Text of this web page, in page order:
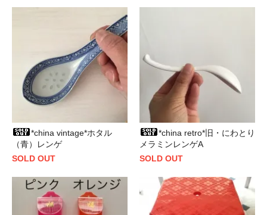
*china vintage*ホタル
（青）レンゲ
SOLD OUT
*china retro*旧・にわとり
メラミンレンゲA
SOLD OUT